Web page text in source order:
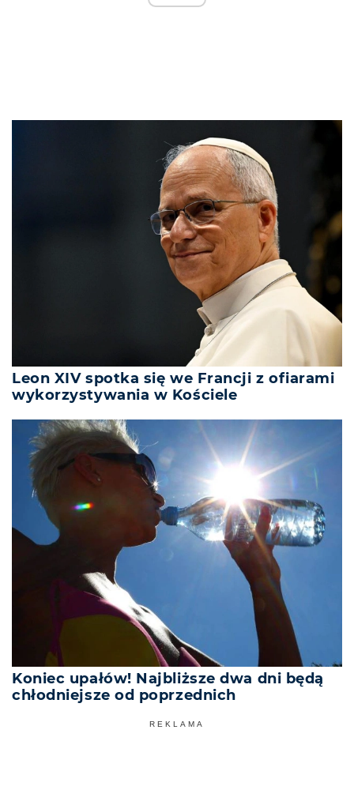
Leon XIV spotka się we Francji z ofiarami
wykorzystywania w Kościele
Koniec upałów! Najbliższe dwa dni będą
chłodniejsze od poprzednich
REKLAMA